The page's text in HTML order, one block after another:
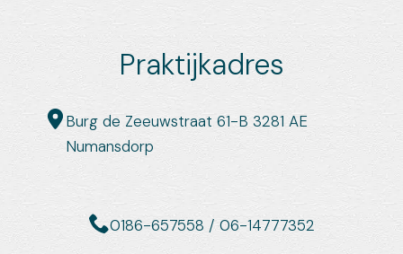
Praktijkadres
Burg de Zeeuwstraat 61-B 3281 AE
Numansdorp
0186-657558 / 06-14777352